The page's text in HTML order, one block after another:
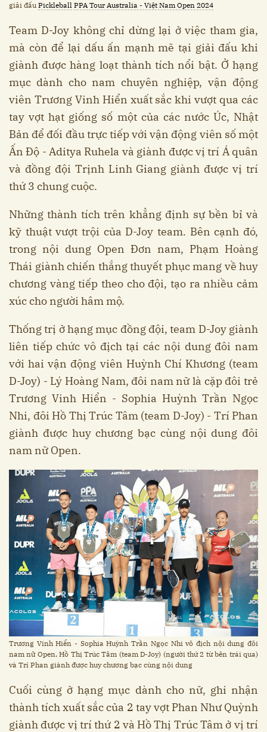
giải đấu Pickleball PPA Tour Australia - Việt Nam Open 2024
Team D-Joy không chỉ dừng lại ở việc tham gia,
mà còn để lại dấu ấn mạnh mẽ tại giải đấu khi
giành được hàng loạt thành tích nổi bật. Ở hạng
mục dành cho nam chuyên nghiệp, vận động
viên Trương Vinh Hiển xuất sắc khi vượt qua các
tay vợt hạt giống số một của các nước Úc, Nhật
Bản để đối đầu trực tiếp với vận động viên số một
Ấn Độ - Aditya Ruhela và giành được vị trí Á quân
và đồng đội Trịnh Linh Giang giành được vị trí
thứ 3 chung cuộc.
Những thành tích trên khẳng định sự bền bỉ và
kỹ thuật vượt trội của D-Joy team. Bên cạnh đó,
trong nội dung Open Đơn nam, Phạm Hoàng
Thái giành chiến thắng thuyết phục mang về huy
chương vàng tiếp theo cho đội, tạo ra nhiều cảm
xúc cho người hâm mộ.
Thống trị ở hạng mục đồng đội, team D-Joy giành
liên tiếp chức vô địch tại các nội dung đôi nam
với hai vận động viên Huỳnh Chí Khương (team
D-Joy) - Lý Hoàng Nam, đôi nam nữ là cặp đôi trẻ
Trương Vinh Hiển - Sophia Huỳnh Trần Ngọc
Nhi, đôi Hồ Thị Trúc Tâm (team D-Joy) - Trí Phan
giành được huy chương bạc cùng nội dung đôi
nam nữ Open.
Trương Vinh Hiển - Sophia Huỳnh Trần Ngọc Nhi vô địch nội dung đôi
nam nữ Open, Hồ Thị Trúc Tâm (team D-Joy) (người thứ 2 từ bên trái qua)
và Trí Phan giành được huy chương bạc cùng nội dung
Cuối cùng ở hạng mục dành cho nữ, ghi nhận
thành tích xuất sắc của 2 tay vợt Phan Như Quỳnh
giành được vị trí thứ 2 và Hồ Thị Trúc Tâm ở vị trí